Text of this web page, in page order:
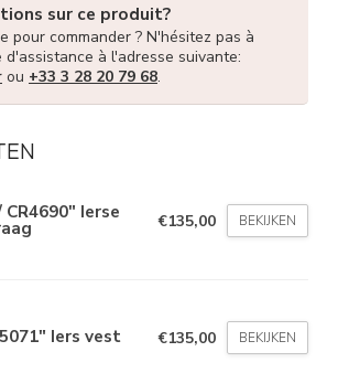
sur ce produit?
pour commander ? N'hésitez pas à
à l'adresse suivante:
ou +33 3 28 20 79 68.
Ierse €135,00 BEKIJKEN
Iers vest €135,00 BEKIJKEN